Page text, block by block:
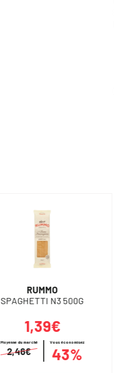
RUMMO
SPAGHETTI N3 500G
1,39€
Moyenne du marché
2,46€
Vous économisez
43%